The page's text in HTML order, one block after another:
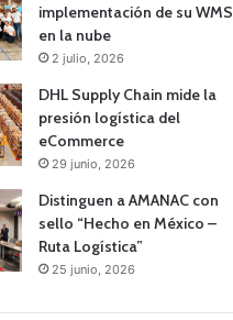
implementación de su WMS
en la nube
2 julio, 2026
DHL Supply Chain mide la
presión logística del
eCommerce
29 junio, 2026
Distinguen a AMANAC con
sello “Hecho en México –
Ruta Logística”
25 junio, 2026